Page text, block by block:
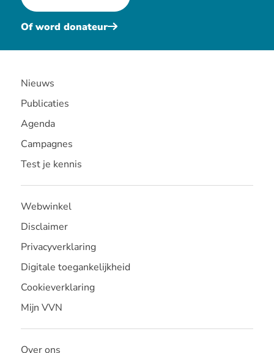
Of word donateur
Nieuws
Publicaties
Agenda
Campagnes
Test je kennis
Webwinkel
Disclaimer
Privacyverklaring
Digitale toegankelijkheid
Cookieverklaring
Mijn VVN
Over ons